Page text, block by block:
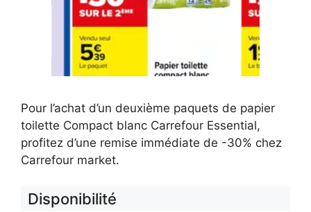
Pour l’achat d’un deuxième paquets de papier
toilette Compact blanc Carrefour Essential,
profitez d’une remise immédiate de -30% chez
Carrefour market.
Disponibilité